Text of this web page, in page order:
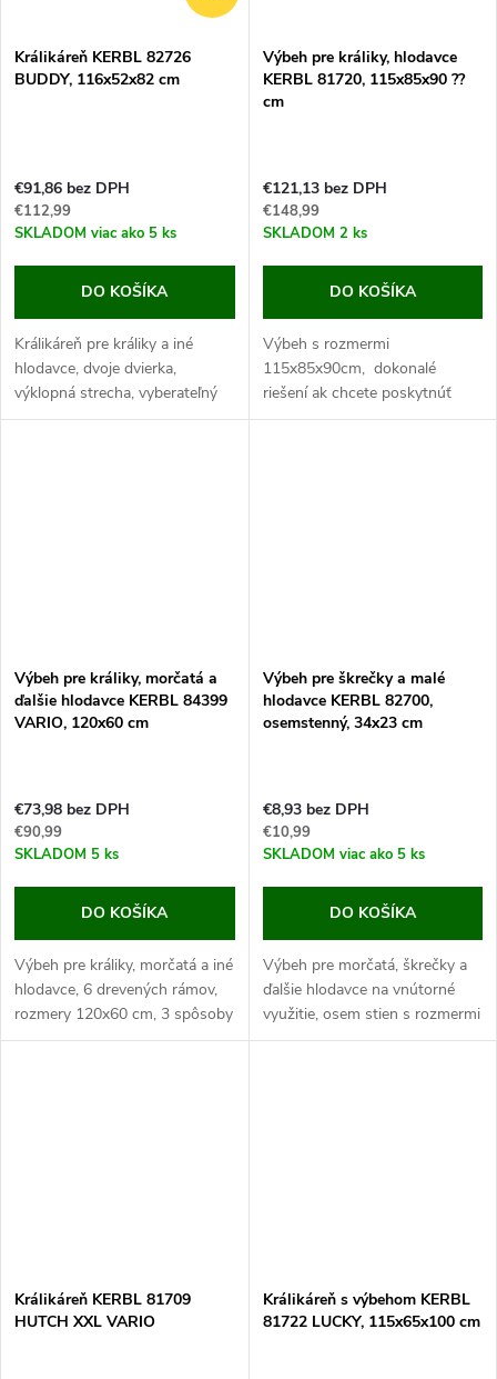
Králikáreň KERBL 82726
BUDDY, 116x52x82 cm
€91,86 bez DPH
€112,99
SKLADOM viac ako 5 ks
DO KOŠÍKA
Králikáreň pre králiky a iné
hlodavce, dvoje dvierka,
výklopná strecha, vyberateľný
trusník pre ľahké čistenie,
Výbeh pre králiky, hlodavce
KERBL 81720, 115x85x90 ??
cm
€121,13 bez DPH
€148,99
SKLADOM 2 ks
DO KOŠÍKA
Výbeh s rozmermi
115x85x90cm, dokonalé
riešení ak chcete poskytnúť
svojim maznáčikom priestor na
Výbeh pre králiky, morčatá a
ďalšie hlodavce KERBL 84399
VARIO, 120x60 cm
€73,98 bez DPH
€90,99
SKLADOM 5 ks
DO KOŠÍKA
Výbeh pre králiky, morčatá a iné
hlodavce, 6 drevených rámov,
rozmery 120x60 cm, 3 spôsoby
zostavenia, ľahké
Výbeh pre škrečky a malé
hlodavce KERBL 82700,
osemstenný, 34x23 cm
€8,93 bez DPH
€10,99
SKLADOM viac ako 5 ks
DO KOŠÍKA
Výbeh pre morčatá, škrečky a
ďalšie hlodavce na vnútorné
využitie, osem stien s rozmermi
34 x 23 cm , priemer výbehu
Králikáreň KERBL 81709
HUTCH XXL VARIO
Králikáreň s výbehom KERBL
81722 LUCKY, 115x65x100 cm